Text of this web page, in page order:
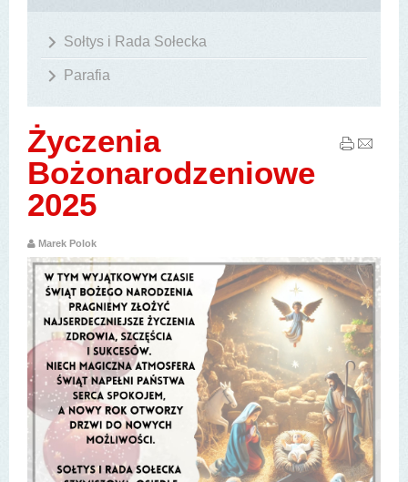
Sołtys i Rada Sołecka
Parafia
Życzenia
Bożonarodzeniowe
2025
Marek Polok